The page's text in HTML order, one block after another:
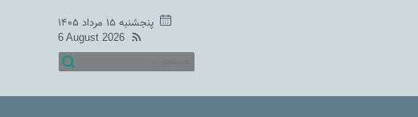
پنجشنبه ۱۵ مرداد ۱۴۰۵
6 August 2026